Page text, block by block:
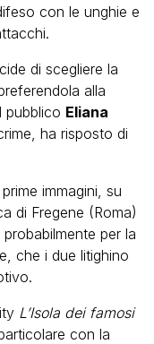
con le unghie e
di scegliere la
alla
pubblico Eliana
ha risposto di
immagini, su
di Fregene (Roma)
per la
che i due litighino
L’Isola dei famosi
con la